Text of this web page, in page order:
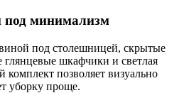
под минимализм
под столешницей, скрытые
глянцевые шкафчики и светлая
комплект позволяет визуально
уборку проще.